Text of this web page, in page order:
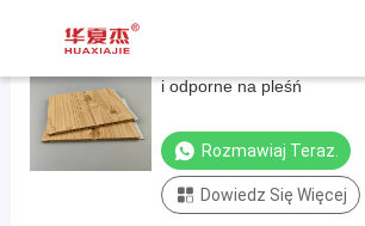
ścienne
wpc
do
i odporne na pleśń
Rozmawiaj Teraz.
Dowiedz Się Więcej